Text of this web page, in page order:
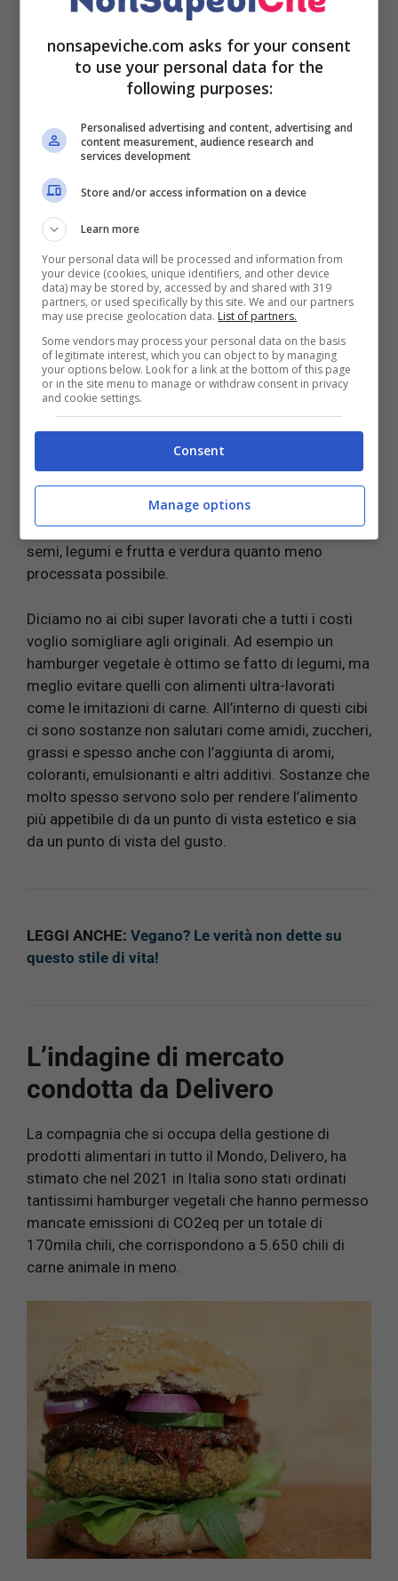
Sotto la lente d’ingrandimenti anche gli ingredienti
con i quali sono prodotti gli hamburger vegetali.
Nella lista degli ingredienti potrebbe essere facile
contenuto di acidi grassi saturi, zuccheri semplici e
allo stesso tempo poveri di fibre, sali minerali e di
Dallo studio si legge: “La ricerca ha dimostrato che
il consumo frequente di questi alimenti ultra-
trasformati (“vegetali”) può avere impatti negativi
sulla salute. La situazione è preoccupante in quanto
i consumatori sono portati a credere che questi
prodotti siano sani perché a base vegetale, mentre
in realtà non lo sarebbero”.
L’Oms consiglia quindi di non escludere
completamente la carne, ma solo di ridurne il
consumo e se vogliamo seguire una dieta a base
Le diete migliori sono quelle ricche di cibi vegetali
sani e naturali. Quindi si a cereali integrali, noci,
semi, legumi e frutta e verdura quanto meno
processata possibile.
Diciamo no ai cibi super lavorati che a tutti i costi
voglio somigliare agli originali. Ad esempio un
hamburger vegetale è ottimo se fatto di legumi, ma
meglio evitare quelli con alimenti ultra-lavorati
come le imitazioni di carne. All’interno di questi cibi
ci sono sostanze non salutari come amidi, zuccheri,
grassi e spesso anche con l’aggiunta di aromi,
coloranti, emulsionanti e altri additivi. Sostanze che
molto spesso servono solo per rendere l’alimento
più appetibile di da un punto di vista estetico e sia
da un punto di vista del gusto.
LEGGI ANCHE: Vegano? Le verità non dette su
questo stile di vita!
L’indagine di mercato
condotta da Delivero
La compagnia che si occupa della gestione di
prodotti alimentari in tutto il Mondo, Delivero, ha
stimato che nel 2021 in Italia sono stati ordinati
tantissimi hamburger vegetali che hanno permesso
mancate emissioni di CO2eq per un totale di
170mila chili, che corrispondono a 5.650 chili di
carne animale in meno.
nonsapeviche.com asks for your consent
to use your personal data for the
following purposes:
Personalised advertising and content, advertising and
content measurement, audience research and
services development
Store and/or access information on a device
Learn more
Your personal data will be processed and information from
your device (cookies, unique identifiers, and other device
data) may be stored by, accessed by and shared with 319
partners, or used specifically by this site. We and our partners
may use precise geolocation data. List of partners.
Some vendors may process your personal data on the basis
of legitimate interest, which you can object to by managing
your options below. Look for a link at the bottom of this page
or in the site menu to manage or withdraw consent in privacy
and cookie settings.
Consent
Manage options